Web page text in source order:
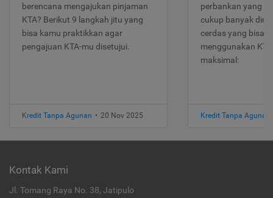
berencana mengajukan pinjaman
KTA? Berikut 9 langkah jitu yang
bisa kamu praktikkan agar
pengajuan KTA-mu disetujui.
Kredit Tanpa Agunan • 20 Nov 2025
perbankan yang
cukup banyak
cerdas yang bisa
menggunakan
maksimal:
Kredit Tanpa Agunan
Kontak Kami
Jl. Tomang Raya No. 38, Jatipulo